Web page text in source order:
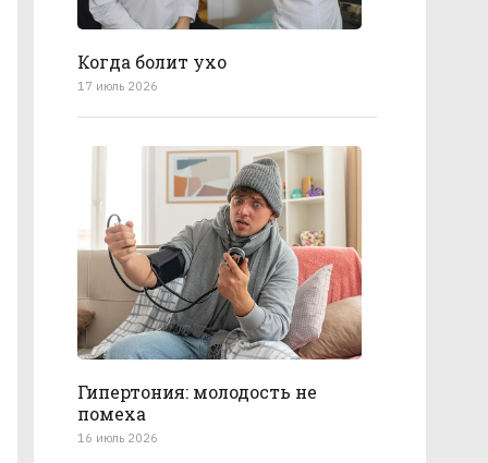
Когда болит ухо
17 июль 2026
Гипертония: молодость не
помеха
16 июль 2026